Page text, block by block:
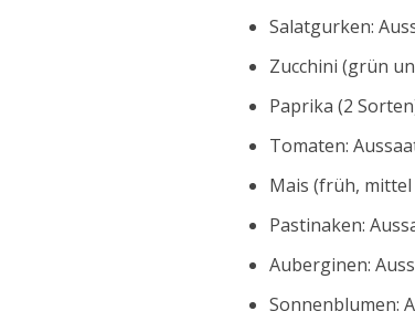
Salatgurken:
Zucchini (grün
Paprika (2
Tomaten:
Mais (früh, mittel
Pastinaken:
Auberginen:
Sonnenblumen: